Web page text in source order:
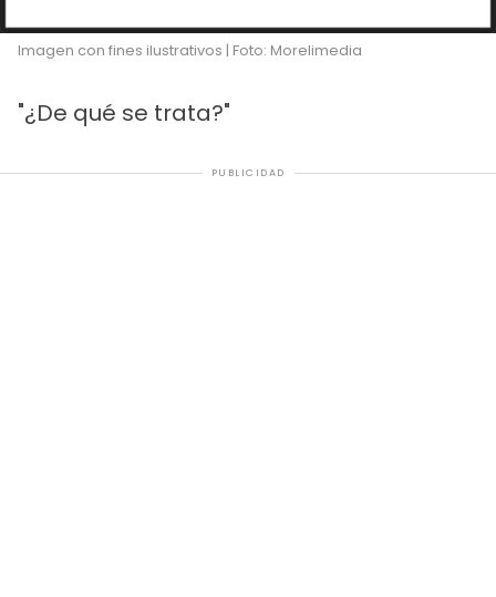
Imagen con fines ilustrativos | Foto: Morelimedia
"¿De qué se trata?"
PUBLICIDAD